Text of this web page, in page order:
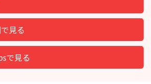
見る
で見る